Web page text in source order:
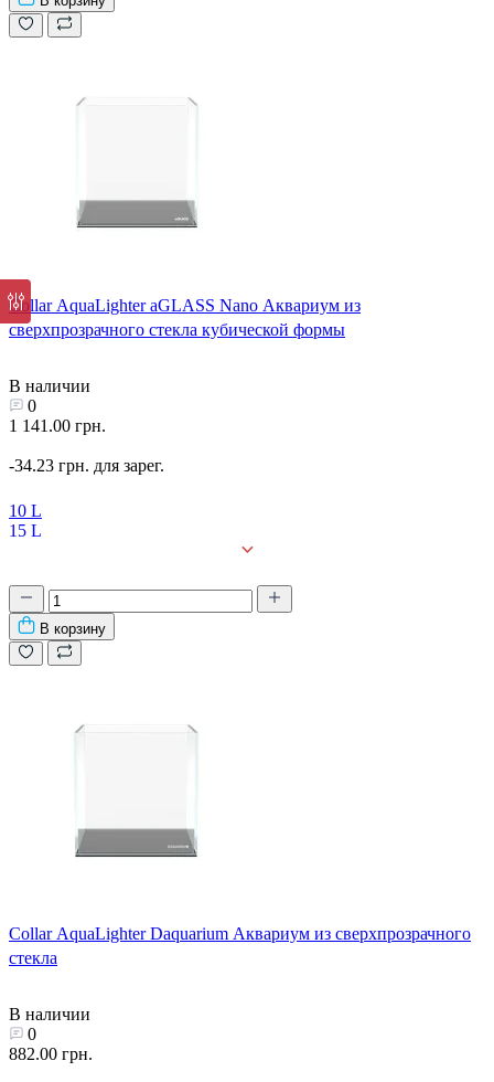
Collar AquaLighter aGLASS Nano Аквариум из
сверхпрозрачного стекла кубической формы
В наличии
0
1 141.00 грн.
-34.23 грн. для зарег.
10 L
15 L
В корзину
Collar AquaLighter Daquarium Аквариум из сверхпрозрачного
стекла
В наличии
0
882.00 грн.